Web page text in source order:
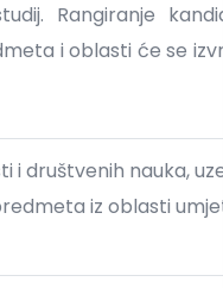
Rangiranje
i oblasti će se
i društvenih nauka,
iz oblasti